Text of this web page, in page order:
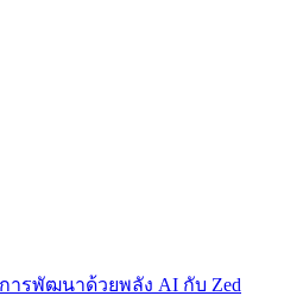
ารพัฒนาด้วยพลัง AI กับ Zed